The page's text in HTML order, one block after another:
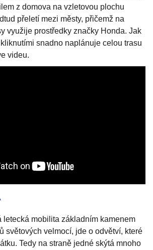
z domova na vzletovou plochu
přeletí mezi městy, přičemž na
využije prostředky značky Honda. Jak
snadno naplánuje celou trasu
videu.
letecká mobilita základním kamenem
světových velmocí, jde o odvětví, které
Tedy na straně jedné skýtá mnoho